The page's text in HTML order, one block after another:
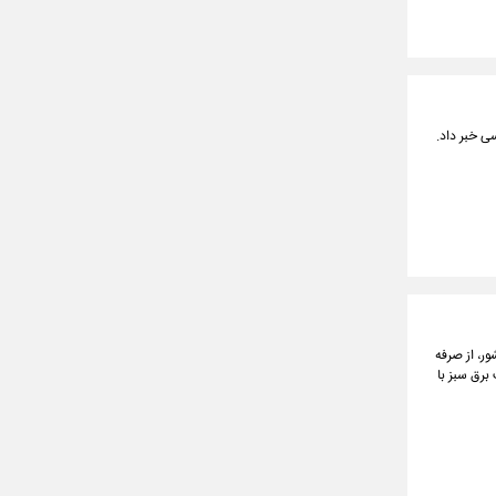
خبر داد.
از صرفه
ایران به مرز ۵۰۰۰ مگاوات ظرفیت برق سبز با